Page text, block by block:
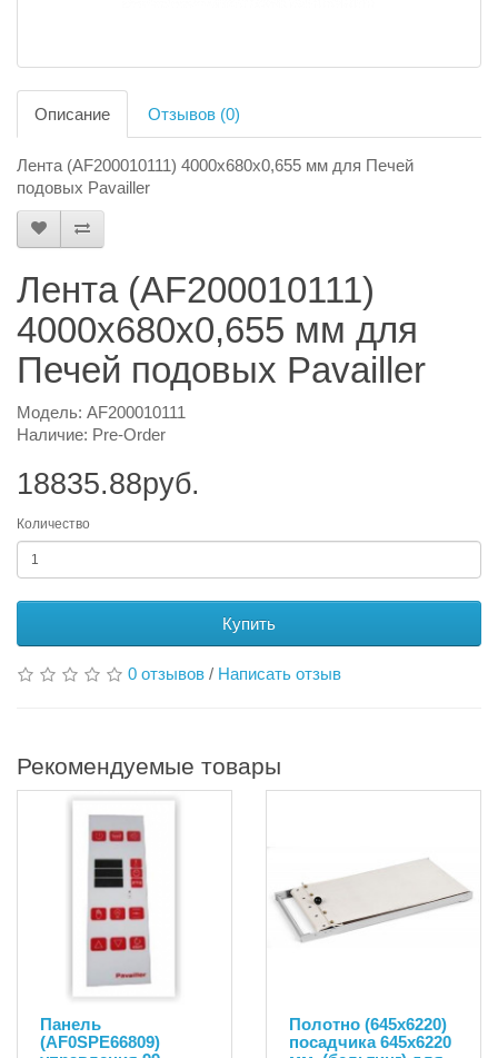
Описание Отзывов (0)
Лента (AF200010111) 4000х680х0,655 мм для Печей
подовых Pavailler
Лента (AF200010111)
4000х680х0,655 мм для
Печей подовых Pavailler
Модель: AF200010111
Наличие: Pre-Order
18835.88руб.
Количество
Купить
0 отзывов / Написать отзыв
Рекомендуемые товары
Панель
(AF0SPE66809)
Полотно (645х6220)
посадчика 645х6220